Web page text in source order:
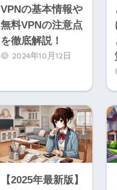
VPNの基本情報や
無料VPNの注意点
を徹底解説！
2024年10月12日
【2025年最新版】